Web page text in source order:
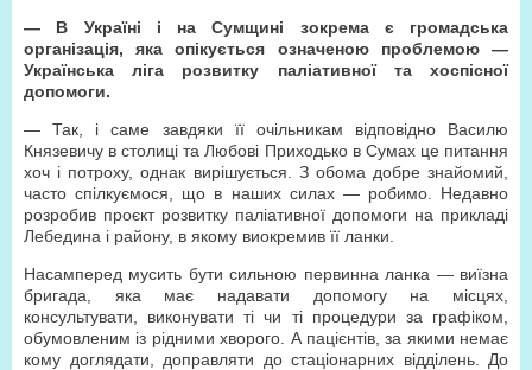
— В Україні і на Сумщині зокрема є громадська
організація, яка опікується означеною проблемою —
Українська ліга розвитку паліативної та хоспісної
допомоги.
— Так, і саме завдяки її очільникам відповідно Василю
Князевичу в столиці та Любові Приходько в Сумах це питання
хоч і потроху, однак вирішується. З обома добре знайомий,
часто спілкуємося, що в наших силах — робимо. Недавно
розробив проєкт розвитку паліативної допомоги на прикладі
Лебедина і району, в якому виокремив її ланки.
Насамперед мусить бути сильною первинна ланка — виїзна
бригада, яка має надавати допомогу на місцях,
консультувати, виконувати ті чи ті процедури за графіком,
обумовленим із рідними хворого. А пацієнтів, за якими немає
кому доглядати, доправляти до стаціонарних відділень. До